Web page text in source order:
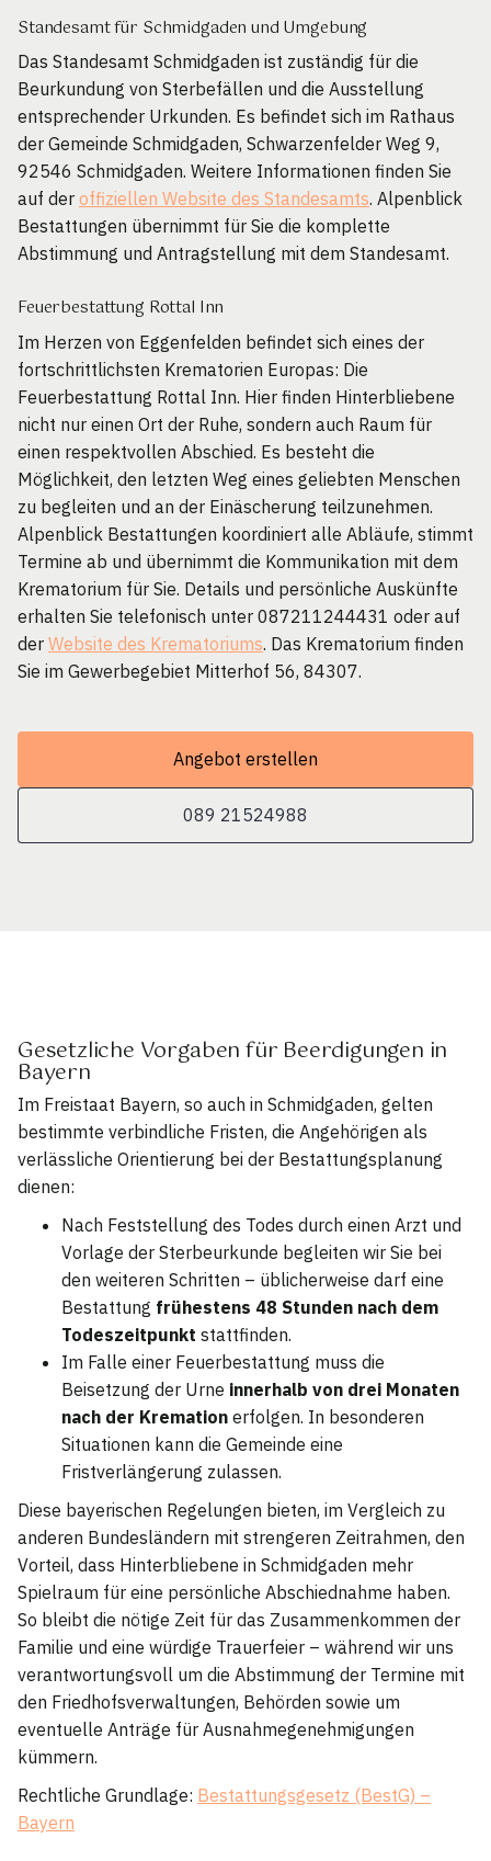
Standesamt für Schmidgaden und Umgebung
Das Standesamt Schmidgaden ist zuständig für die
Beurkundung von Sterbefällen und die Ausstellung
entsprechender Urkunden. Es befindet sich im Rathaus
der Gemeinde Schmidgaden, Schwarzenfelder Weg 9,
92546 Schmidgaden. Weitere Informationen finden Sie
auf der offiziellen Website des Standesamts. Alpenblick
Bestattungen übernimmt für Sie die komplette
Abstimmung und Antragstellung mit dem Standesamt.
Feuerbestattung Rottal Inn
Im Herzen von Eggenfelden befindet sich eines der
fortschrittlichsten Krematorien Europas: Die
Feuerbestattung Rottal Inn. Hier finden Hinterbliebene
nicht nur einen Ort der Ruhe, sondern auch Raum für
einen respektvollen Abschied. Es besteht die
Möglichkeit, den letzten Weg eines geliebten Menschen
zu begleiten und an der Einäscherung teilzunehmen.
Alpenblick Bestattungen koordiniert alle Abläufe, stimmt
Termine ab und übernimmt die Kommunikation mit dem
Krematorium für Sie. Details und persönliche Auskünfte
erhalten Sie telefonisch unter 087211244431 oder auf
der Website des Krematoriums. Das Krematorium finden
Sie im Gewerbegebiet Mitterhof 56, 84307.
Angebot erstellen
089 21524988
Gesetzliche Vorgaben für Beerdigungen in
Bayern
Im Freistaat Bayern, so auch in Schmidgaden, gelten
bestimmte verbindliche Fristen, die Angehörigen als
verlässliche Orientierung bei der Bestattungsplanung
dienen:
Nach Feststellung des Todes durch einen Arzt und
Vorlage der Sterbeurkunde begleiten wir Sie bei
den weiteren Schritten – üblicherweise darf eine
Bestattung frühestens 48 Stunden nach dem
Todeszeitpunkt stattfinden.
Im Falle einer Feuerbestattung muss die
Beisetzung der Urne innerhalb von drei Monaten
nach der Kremation erfolgen. In besonderen
Situationen kann die Gemeinde eine
Fristverlängerung zulassen.
Diese bayerischen Regelungen bieten, im Vergleich zu
anderen Bundesländern mit strengeren Zeitrahmen, den
Vorteil, dass Hinterbliebene in Schmidgaden mehr
Spielraum für eine persönliche Abschiednahme haben.
So bleibt die nötige Zeit für das Zusammenkommen der
Familie und eine würdige Trauerfeier – während wir uns
verantwortungsvoll um die Abstimmung der Termine mit
den Friedhofsverwaltungen, Behörden sowie um
eventuelle Anträge für Ausnahmegenehmigungen
kümmern.
Rechtliche Grundlage: Bestattungsgesetz (BestG) –
Bayern